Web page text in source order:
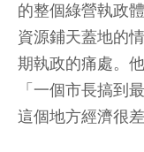
的整個綠營執政
資源鋪天蓋地的
期執政的痛處。
「一個市長搞到
這個地方經濟很